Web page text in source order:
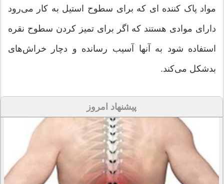
مواد پاک کننده ای که برای سطوح استیل به کار می‌رود
دارای موادی هستند که اگر برای تمیز کردن سطوح نقره
استفاده شود به آنها آسیب رسانده و دچار خراش‌های
بدشکل می‌کند.
پیشنهاد امروز